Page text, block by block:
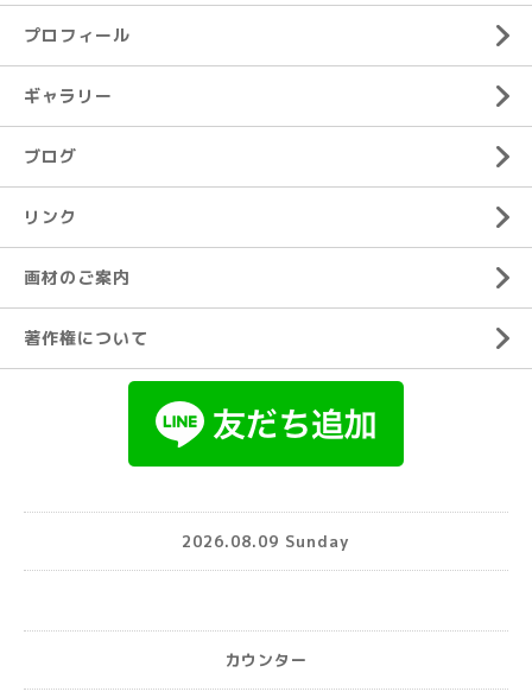
プロフィール
ギャラリー
ブログ
リンク
画材のご案内
著作権について
2026.08.09 Sunday
カウンター